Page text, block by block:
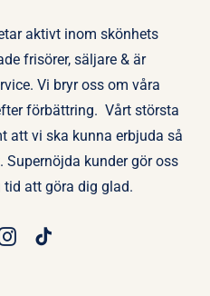
aktivt inom skönhets
frisörer, säljare & är
Vi bryr oss om våra
förbättring. Vårt största
att vi ska kunna erbjuda så
kunder gör oss
tid att göra dig glad.